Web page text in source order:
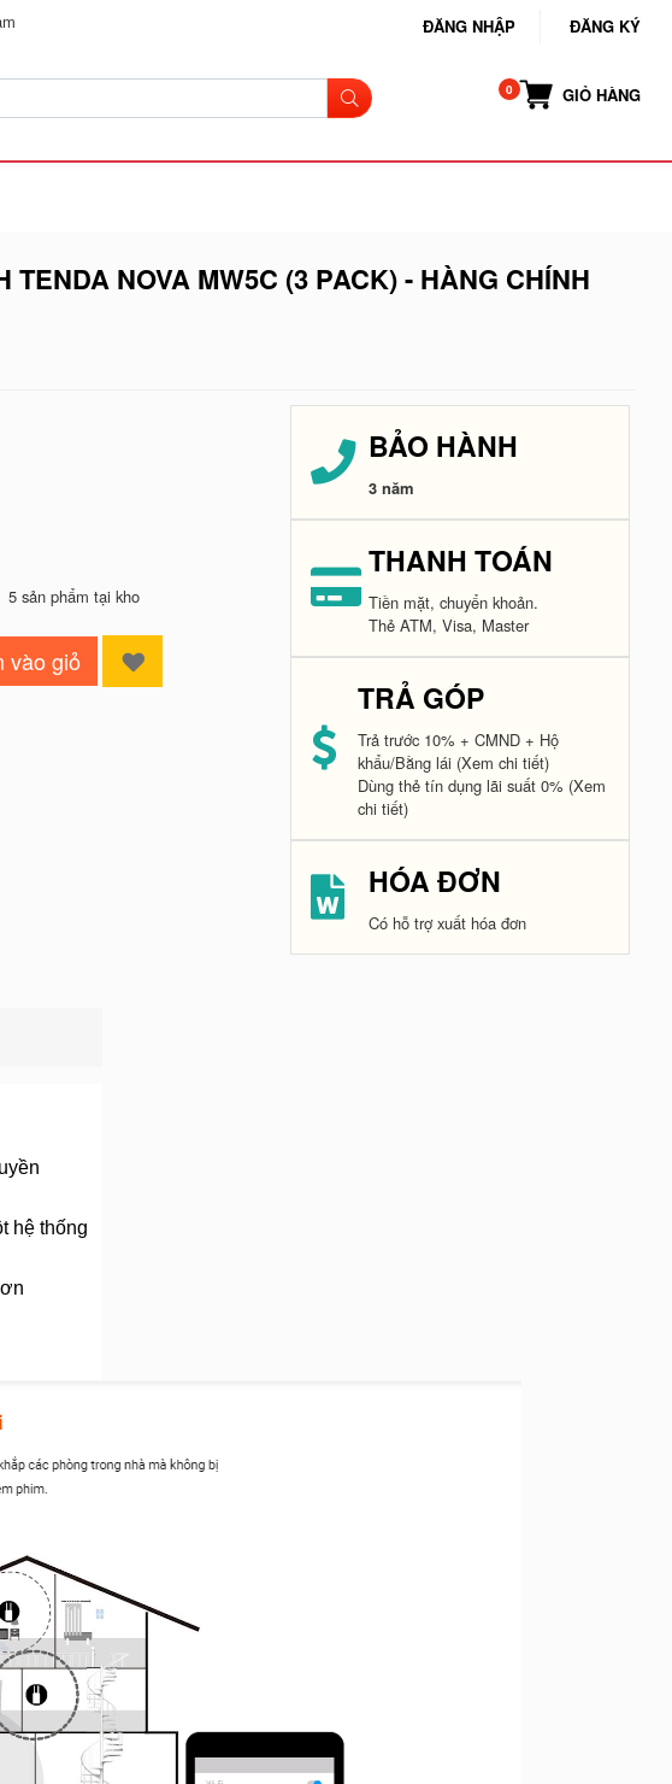
ĐĂNG NHẬP ĐĂNG KÝ
GIỎ HÀNG
TENDA NOVA MW5C (3 PACK) - HÀNG CHÍNH
5 sản phẩm tại kho
vào giỏ
BẢO HÀNH
3 năm
THANH TOÁN
Tiền mặt, chuyển khoản.
Thẻ ATM, Visa, Master
TRẢ GÓP
Trả trước 10% + CMND + Hộ
khẩu/Bằng lái (Xem chi tiết)
Dùng thẻ tín dụng lãi suất 0% (Xem
chi tiết)
HÓA ĐƠN
Có hỗ trợ xuất hóa đơn
hệ thống